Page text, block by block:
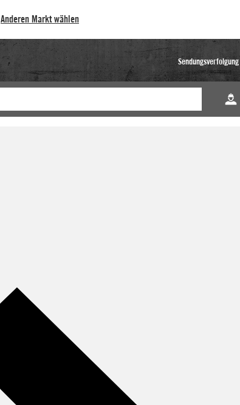
Anderen Markt wählen
Sendungsverfolgung